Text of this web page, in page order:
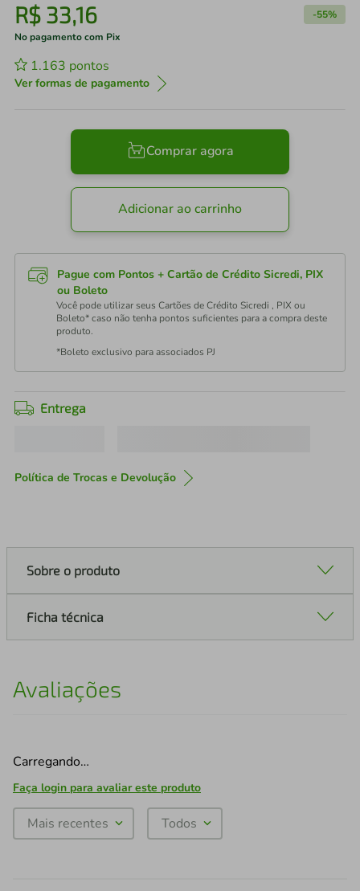
R$ 33,16 -55%
No pagamento com Pix
1.163 pontos
Ver formas de pagamento
Comprar agora
Adicionar ao carrinho
Pague com Pontos + Cartão de Crédito Sicredi, PIX
ou Boleto
Você pode utilizar seus Cartões de Crédito Sicredi , PIX ou
Boleto* caso não tenha pontos suficientes para a compra deste
produto.
*Boleto exclusivo para associados PJ
Entrega
Política de Trocas e Devolução
Sobre o produto
Ficha técnica
Avaliações
Carregando…
Faça login para avaliar este produto
Mais recentes Todos